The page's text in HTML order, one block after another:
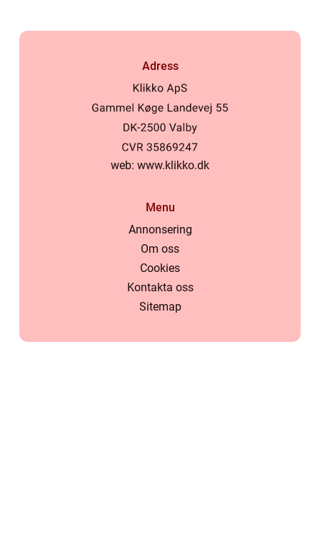
Adress
web: www.klikko.dk
Menu
Annonsering
Om oss
Cookies
Kontakta oss
Sitemap